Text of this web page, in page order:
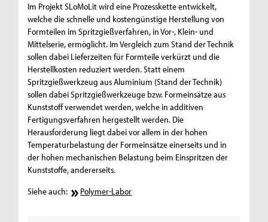
Im Projekt SLoMoLit wird eine Prozesskette entwickelt,
welche die schnelle und kostengünstige Herstellung von
Formteilen im Spritzgießverfahren, in Vor-, Klein- und
Mittelserie, ermöglicht. Im Vergleich zum Stand der Technik
sollen dabei Lieferzeiten für Formteile verkürzt und die
Herstellkosten reduziert werden. Statt einem
Spritzgießwerkzeug aus Aluminium (Stand der Technik)
sollen dabei Spritzgießwerkzeuge bzw. Formeinsätze aus
Kunststoff verwendet werden, welche in additiven
Fertigungsverfahren hergestellt werden. Die
Herausforderung liegt dabei vor allem in der hohen
Temperaturbelastung der Formeinsätze einerseits und in
der hohen mechanischen Belastung beim Einspritzen der
Kunststoffe, andererseits.
Siehe auch:
Polymer-Labor